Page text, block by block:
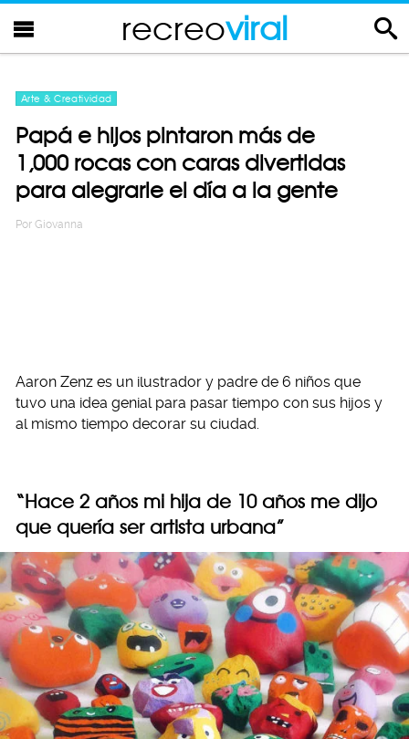
recreoviral
Arte & Creatividad
Papá e hijos pintaron más de
1,000 rocas con caras divertidas
para alegrarle el día a la gente
Por Giovanna
Aaron Zenz es un ilustrador y padre de 6 niños que
tuvo una idea genial para pasar tiempo con sus hijos y
al mismo tiempo decorar su ciudad.
“Hace 2 años mi hija de 10 años me dijo
que quería ser artista urbana”